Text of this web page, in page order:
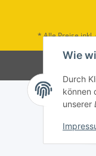
* Alle Preise
Wie
Durch
können
unserer